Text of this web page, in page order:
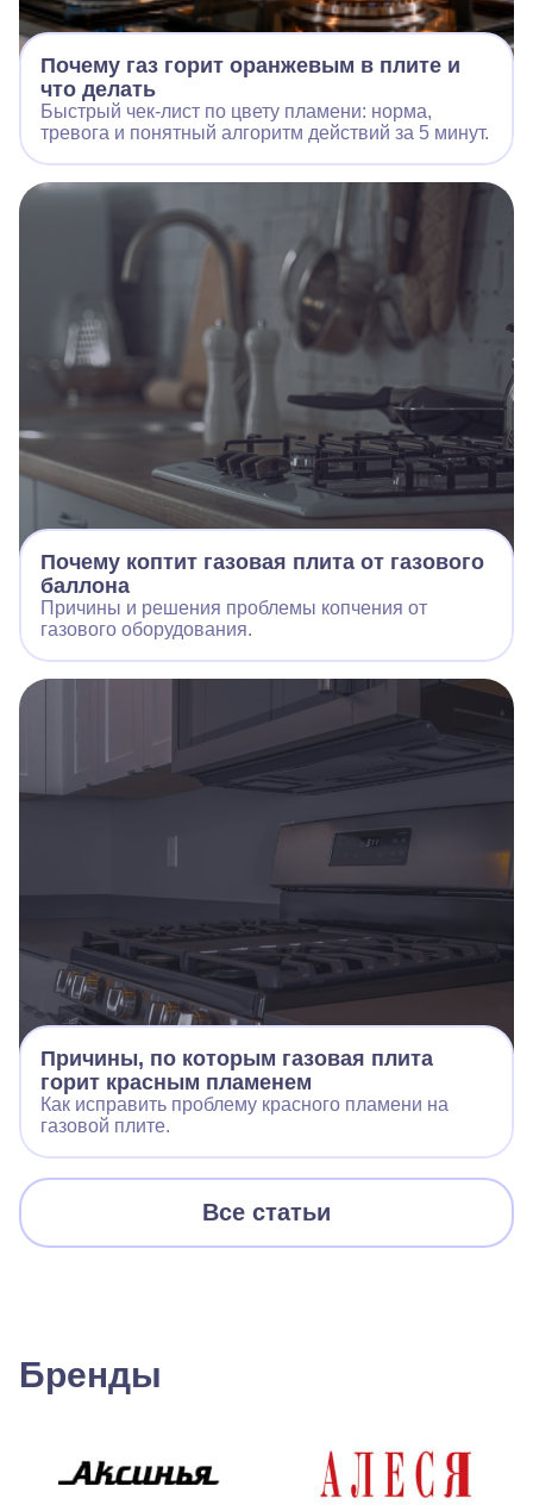
Почему газ горит оранжевым в плите и
что делать
Быстрый чек‑лист по цвету пламени: норма,
тревога и понятный алгоритм действий за 5 минут.
Почему коптит газовая плита от газового
баллона
Причины и решения проблемы копчения от
газового оборудования.
Причины, по которым газовая плита
горит красным пламенем
Как исправить проблему красного пламени на
газовой плите.
Все статьи
Бренды